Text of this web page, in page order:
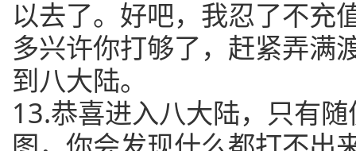
以去了。好吧，我忍了不充
多兴许你打够了，赶紧弄满
到八大陆。
13.恭喜进入八大陆，只有